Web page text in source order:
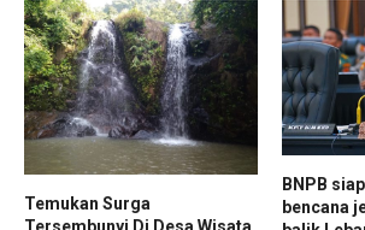
Temukan Surga
BNPB
bencana